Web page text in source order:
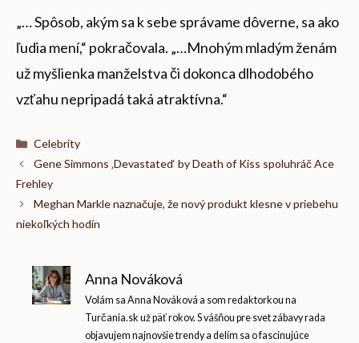
„… Spôsob, akým sa k sebe správame dôverne, sa ako
ľudia mení,“ pokračovala. „…Mnohým mladým ženám
už myšlienka manželstva či dokonca dlhodobého
vzťahu nepripadá taká atraktívna.“
Kategórie
Celebrity
Gene Simmons ‚Devastated‘ by Death of Kiss spoluhráč Ace
Frehley
Meghan Markle naznačuje, že nový produkt klesne v priebehu
niekoľkých hodín
Anna Nováková
Volám sa Anna Nováková a som redaktorkou na
Turčania.sk už päť rokov. S vášňou pre svet zábavy rada
objavujem najnovšie trendy a delím sa o fascinujúce